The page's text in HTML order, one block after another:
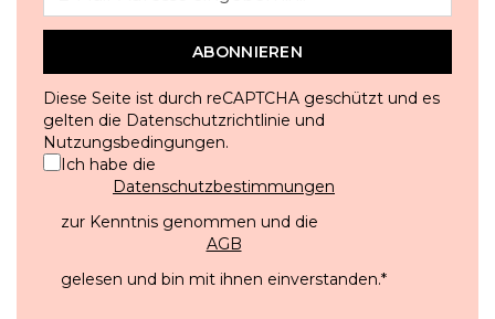
ABONNIEREN
Diese Seite ist durch reCAPTCHA geschützt und es
gelten die Datenschutzrichtlinie und
Nutzungsbedingungen.
Ich habe die
Datenschutzbestimmungen
zur Kenntnis genommen und die
AGB
gelesen und bin mit ihnen einverstanden.*